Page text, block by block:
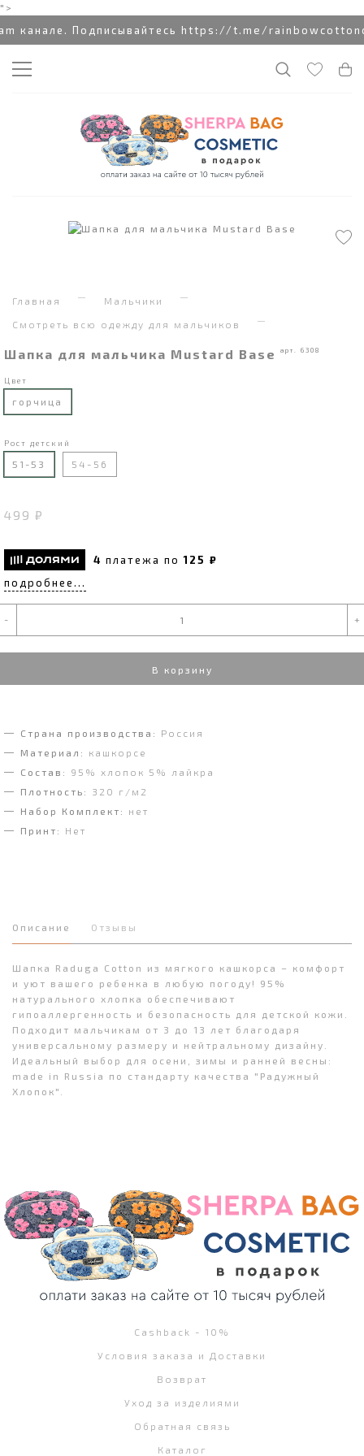
">
канале. Подписывайтесь https://t.me/
Главная Мальчики
Смотреть всю одежду для мальчиков
Шапка для мальчика Mustard Base арт. 6308
Цвет
горчица
Рост детский
51-53 54-56
499 ₽
4 платежа по125 ₽
подробнее...
- +
В корзину
Страна производства:
Россия
Материал:
кашкорсе
Состав:
95% хлопок 5% лайкра
Плотность:
320 г/м2
Набор Комплект:
нет
Принт:
Нет
Описание Отзывы
Шапка Raduga Cotton из мягкого кашкорса – комфорт
и уют вашего ребенка в любую погоду! 95%
натурального хлопка обеспечивают
гипоаллергенность и безопасность для детской кожи.
Подходит мальчикам от 3 до 13 лет благодаря
универсальному размеру и нейтральному дизайну.
Идеальный выбор для осени, зимы и ранней весны:
made in Russia по стандарту качества "Радужный
Хлопок".
Cashback - 10%
Условия заказа и Доставки
Возврат
Уход за изделиями
Обратная связь
Каталог